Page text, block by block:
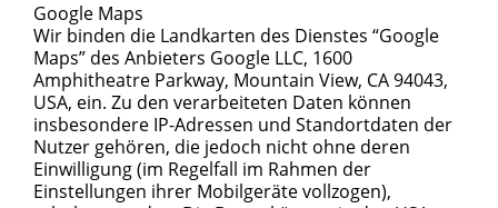
Google Maps
Wir binden die Landkarten des Dienstes “Google
Maps” des Anbieters Google LLC, 1600
Amphitheatre Parkway, Mountain View, CA 94043,
USA, ein. Zu den verarbeiteten Daten können
insbesondere IP-Adressen und Standortdaten der
Nutzer gehören, die jedoch nicht ohne deren
Einwilligung (im Regelfall im Rahmen der
Einstellungen ihrer Mobilgeräte vollzogen),